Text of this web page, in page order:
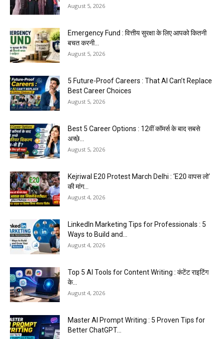
August 5, 2026
Emergency Fund : वित्तीय सुरक्षा के लिए आपको कितनी
बचत करनी...
August 5, 2026
5 Future-Proof Careers : That AI Can’t Replace
Best Career Choices
August 5, 2026
Best 5 Career Options : 12वीं कॉमर्स के बाद सबसे
अच्छे...
August 5, 2026
Kejriwal E20 Protest March Delhi : ‘E20 वापस लो’
की मांग...
August 4, 2026
LinkedIn Marketing Tips for Professionals : 5
Ways to Build and...
August 4, 2026
Top 5 AI Tools for Content Writing : कंटेंट राइटिंग
के...
August 4, 2026
Master AI Prompt Writing : 5 Proven Tips for
Better ChatGPT...